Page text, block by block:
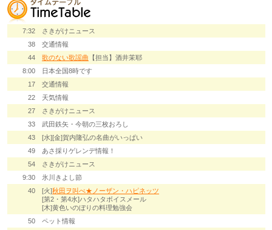
7:32
さきがけニュース
38
交通情報
44
歌のない歌謡曲 【担当】酒井茉耶
8:00
日本全国8時です
17
交通情報
22
天気情報
27
さきがけニュース
33
武田鉄矢・今朝の三枚おろし
43
[水][金]賀内隆弘の名曲がいっぱい
49
あさ採りゲレンデ情報！
54
さきがけニュース
9:30
氷川きよし節
40
[火]秋田ヲ叫べ★ノーザン・ハピネッツ
[第2・第4水]ハタハタボイスメール
[木]黄色いのぼりの料理勉強会
50
ペット情報